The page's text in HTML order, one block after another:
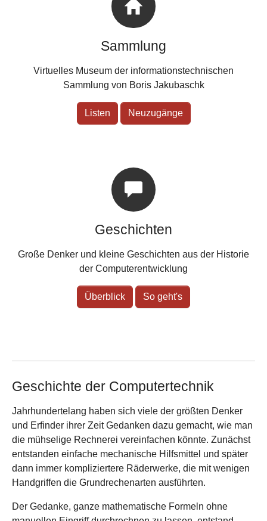
Sammlung
Virtuelles Museum der informationstechnischen
Sammlung von Boris Jakubaschk
Listen Neuzugänge
Geschichten
Große Denker und kleine Geschichten aus der Historie
der Computerentwicklung
Überblick So geht's
Geschichte der Computertechnik
Jahrhundertelang haben sich viele der größten Denker
und Erfinder ihrer Zeit Gedanken dazu gemacht, wie man
die mühselige Rechnerei vereinfachen könnte. Zunächst
entstanden einfache mechanische Hilfsmittel und später
dann immer kompliziertere Räderwerke, die mit wenigen
Handgriffen die Grundrechenarten ausführten.
Der Gedanke, ganze mathematische Formeln ohne